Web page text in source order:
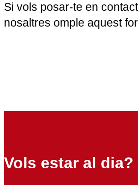
Si vols posar-te en
nosaltres omple aquest
Vols estar al dia?